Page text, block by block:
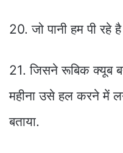
20. जो पानी हम पी रहे
21. जिसने रूबिक क्यूब
महीना उसे हल करने में
बताया.